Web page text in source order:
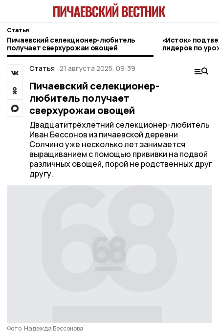
Статья
Пичаевский селекционер-любитель
получает сверхурожаи овощей
«Исток»
лидеров по
округе
Статья 21 августа 2025, 09:39
Пичаевский селекционер-
любитель получает
сверхурожаи овощей
Двадцатитрёхлетний селекционер-любитель
Иван Бессонов из пичаевской деревни
Солчино уже несколько лет занимается
выращиванием с помощью прививки на подвой
различных овощей, порой не родственных друг
другу.
Фото: Надежда Бессонова